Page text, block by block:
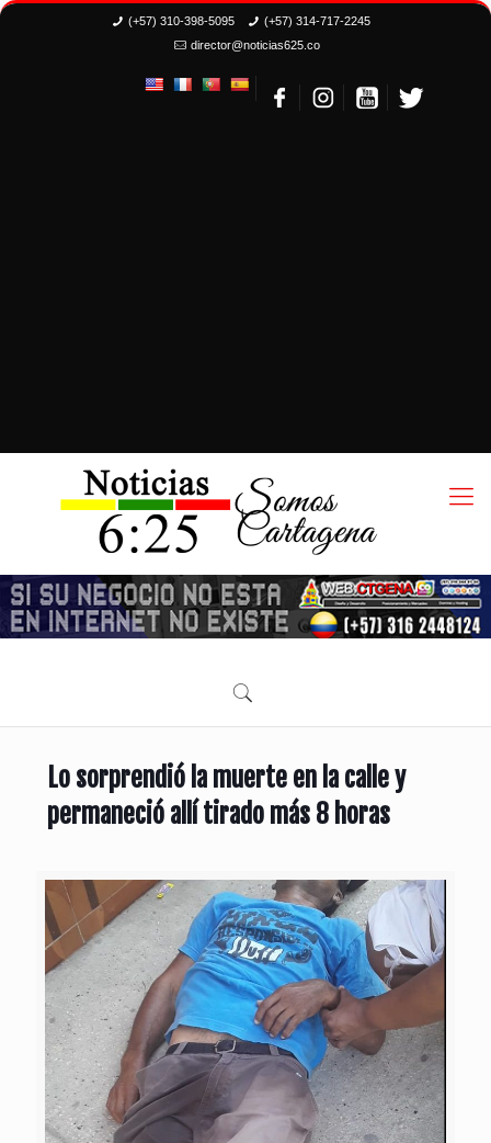
(+57) 310-398-5095
(+57) 314-717-2245
director@noticias625.co
Lo sorprendió la muerte en la calle y
permaneció allí tirado más 8 horas